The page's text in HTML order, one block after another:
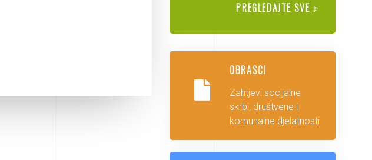
PREGLEDAJTE SVE
OBRASCI
Zahtjevi socijalne
skrbi, društvene i
komunalne djelatnosti